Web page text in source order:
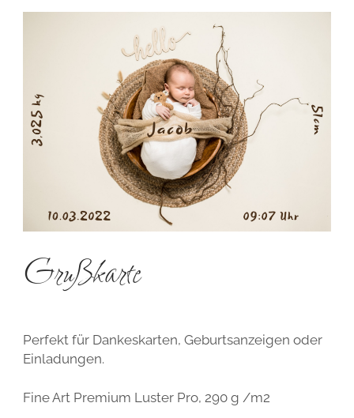
Grußkarte
Perfekt für Dankeskarten, Geburtsanzeigen oder
Einladungen.
Fine Art Premium Luster Pro, 290 g /m2